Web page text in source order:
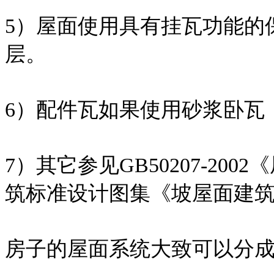
5）屋面使用具有挂瓦功能
层。
6）配件瓦如果使用砂浆卧
7）其它参见GB50207-2002
筑标准设计图集《坡屋面建
房子的屋面系统大致可以分